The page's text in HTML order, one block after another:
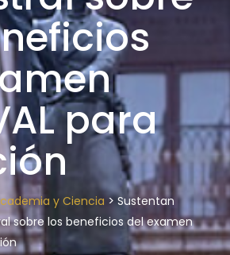
para
y Ciencia >Sustentan
sobre los beneficios del examen